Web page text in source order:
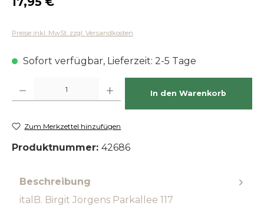
Preise inkl. MwSt. zzgl. Versandkosten
Sofort verfügbar, Lieferzeit: 2-5 Tage
In den Warenkorb
Zum Merkzettel hinzufügen
Produktnummer: 42686
Beschreibung
italB. Birgit Jörgens Parkallee 117